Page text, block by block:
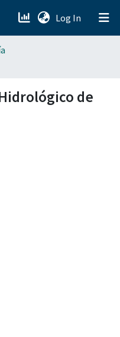
Log In (current)
de